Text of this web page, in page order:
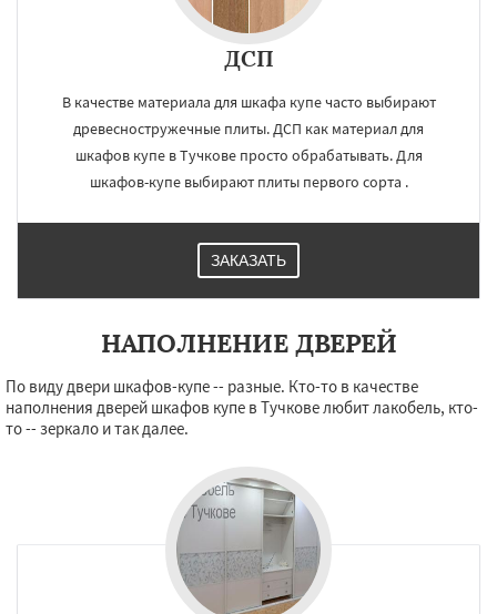
ДСП
В качестве материала для шкафа купе часто выбирают
древесностружечные плиты. ДСП как материал для
шкафов купе в Тучкове просто обрабатывать. Для
шкафов-купе выбирают плиты первого сорта .
ЗАКАЗАТЬ
НАПОЛНЕНИЕ ДВЕРЕЙ
По виду двери шкафов-купе -- разные. Кто-то в качестве
наполнения дверей шкафов купе в Тучкове любит лакобель, кто-
то -- зеркало и так далее.